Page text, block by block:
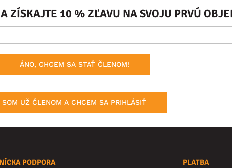
ZÍSKAJTE 10 % ZĽAVU NA SVOJU PRVÚ
ÁNO, CHCEM SA STAŤ ČLENOM!
SOM UŽ ČLENOM A CHCEM SA PRIHLÁSIŤ
PODPORA PLATBA